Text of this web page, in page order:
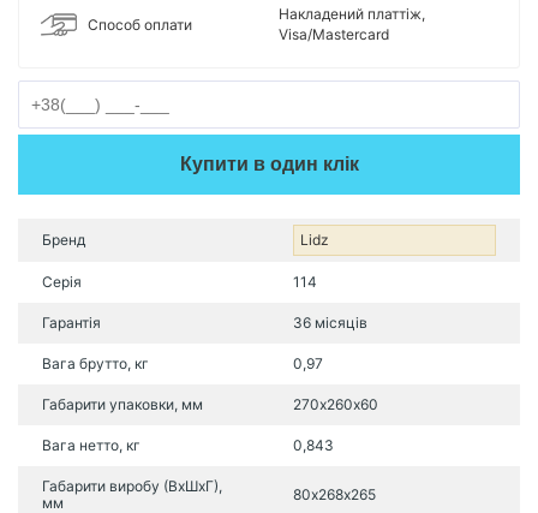
Способ оплати
Накладений платтіж,
Visa/Mastercard
Купити в один клік
Бренд Lidz
Серія 114
Гарантія 36 місяців
Вага брутто, кг 0,97
Габарити упаковки, мм 270х260х60
Вага нетто, кг 0,843
Габарити виробу (ВхШхГ),
мм
80х268х265